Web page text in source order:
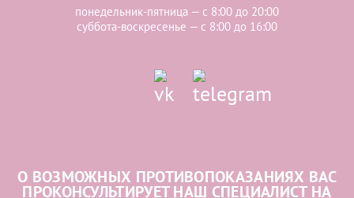
понедельник-пятница — с 8:00 до 20:00
суббота-воскресенье — с 8:00 до 16:00
О ВОЗМОЖНЫХ ПРОТИВОПОКАЗАНИЯХ ВАС
ПРОКОНСУЛЬТИРУЕТ НАШ СПЕЦИАЛИСТ НА